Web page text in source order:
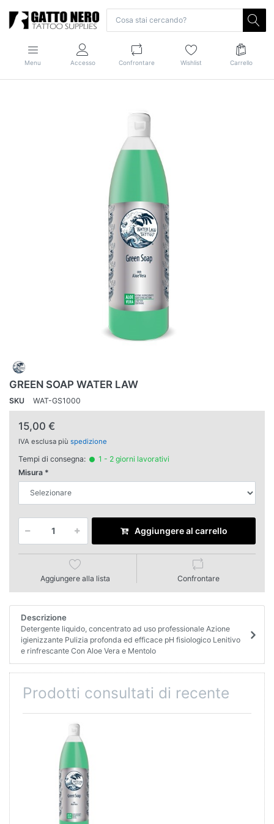
Menu Accesso Confrontare Wishlist Carrello
GREEN SOAP WATER LAW
SKU WAT-GS1000
15,00 €
IVA esclusa più spedizione
Tempi di consegna:
1 - 2 giorni lavorativi
Misura
Aggiungere al carrello
Aggiungere alla lista Confrontare
Descrizione
Detergente liquido, concentrato ad uso professionale Azione
igienizzante Pulizia profonda ed efficace pH fisiologico Lenitivo
e rinfrescante Con Aloe Vera e Mentolo
Prodotti consultati di recente